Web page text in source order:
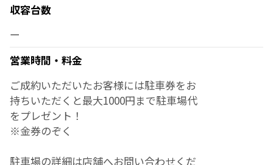
収容台数
ー
営業時間・料金
ご成約いただいたお客様には駐車券をお
持ちいただくと最大1000円まで駐車場代
をプレゼント！
※金券のぞく
駐車場の詳細は店舗へお問い合わせくだ